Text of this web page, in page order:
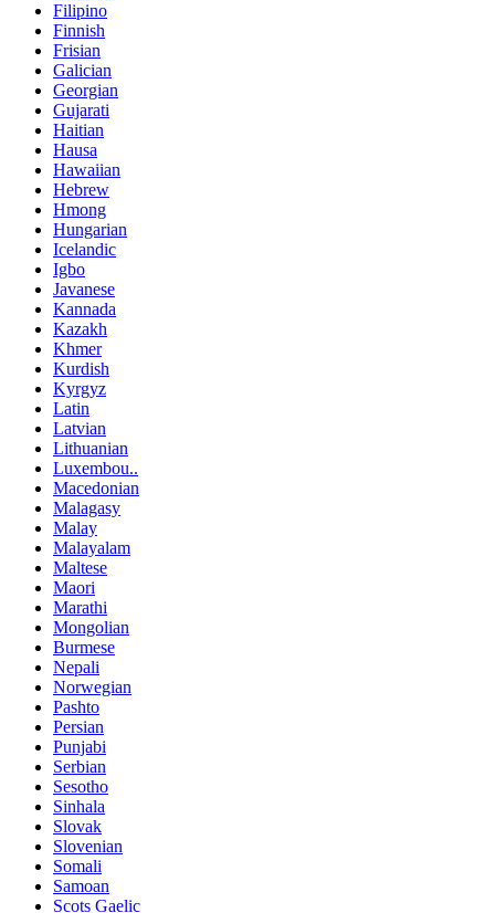
Filipino
Finnish
Frisian
Galician
Georgian
Gujarati
Haitian
Hausa
Hawaiian
Hebrew
Hmong
Hungarian
Icelandic
Igbo
Javanese
Kannada
Kazakh
Khmer
Kurdish
Kyrgyz
Latin
Latvian
Lithuanian
Luxembou..
Macedonian
Malagasy
Malay
Malayalam
Maltese
Maori
Marathi
Mongolian
Burmese
Nepali
Norwegian
Pashto
Persian
Punjabi
Serbian
Sesotho
Sinhala
Slovak
Slovenian
Somali
Samoan
Scots Gaelic